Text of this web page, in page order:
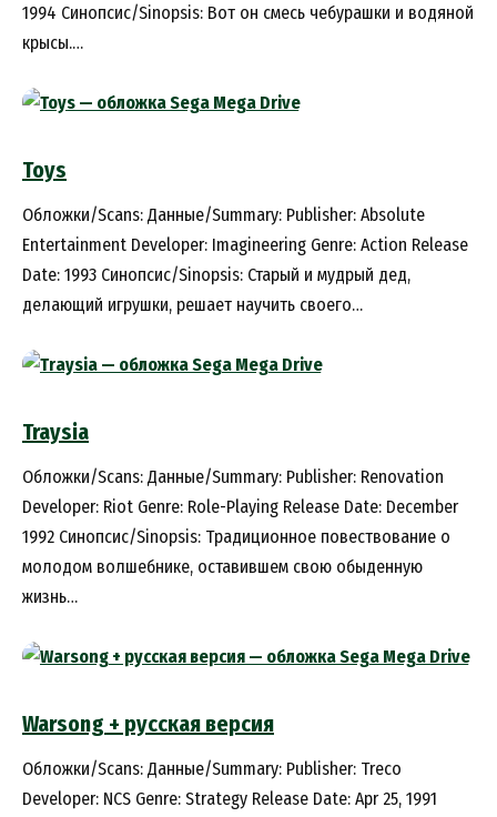
1994 Синопсис/Sinopsis: Вот он смесь чебурашки и водяной
крысы.…
Toys
Обложки/Scans: Данные/Summary: Publisher: Absolute
Entertainment Developer: Imagineering Genre: Action Release
Date: 1993 Синопсис/Sinopsis: Старый и мудрый дед,
делающий игрушки, решает научить своего…
Traysia
Обложки/Scans: Данные/Summary: Publisher: Renovation
Developer: Riot Genre: Role-Playing Release Date: December
1992 Синопсис/Sinopsis: Традиционное повествование о
молодом волшебнике, оставившем свою обыденную
жизнь…
Warsong + русская версия
Обложки/Scans: Данные/Summary: Publisher: Treco
Developer: NCS Genre: Strategy Release Date: Apr 25, 1991